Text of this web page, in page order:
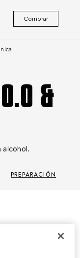
Comprar
0.0 &
alcohol.
PREPARACIÓN